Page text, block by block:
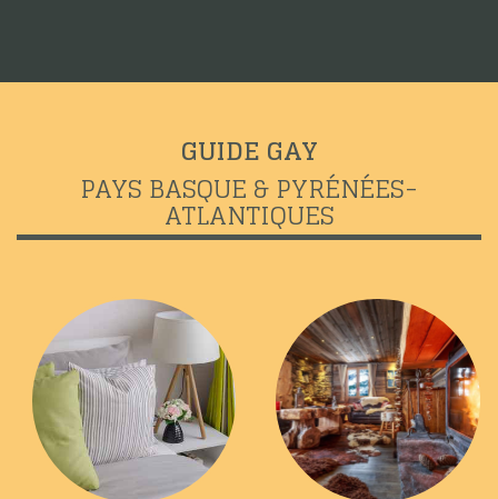
GUIDE GAY
PAYS BASQUE & PYRÉNÉES-
ATLANTIQUES